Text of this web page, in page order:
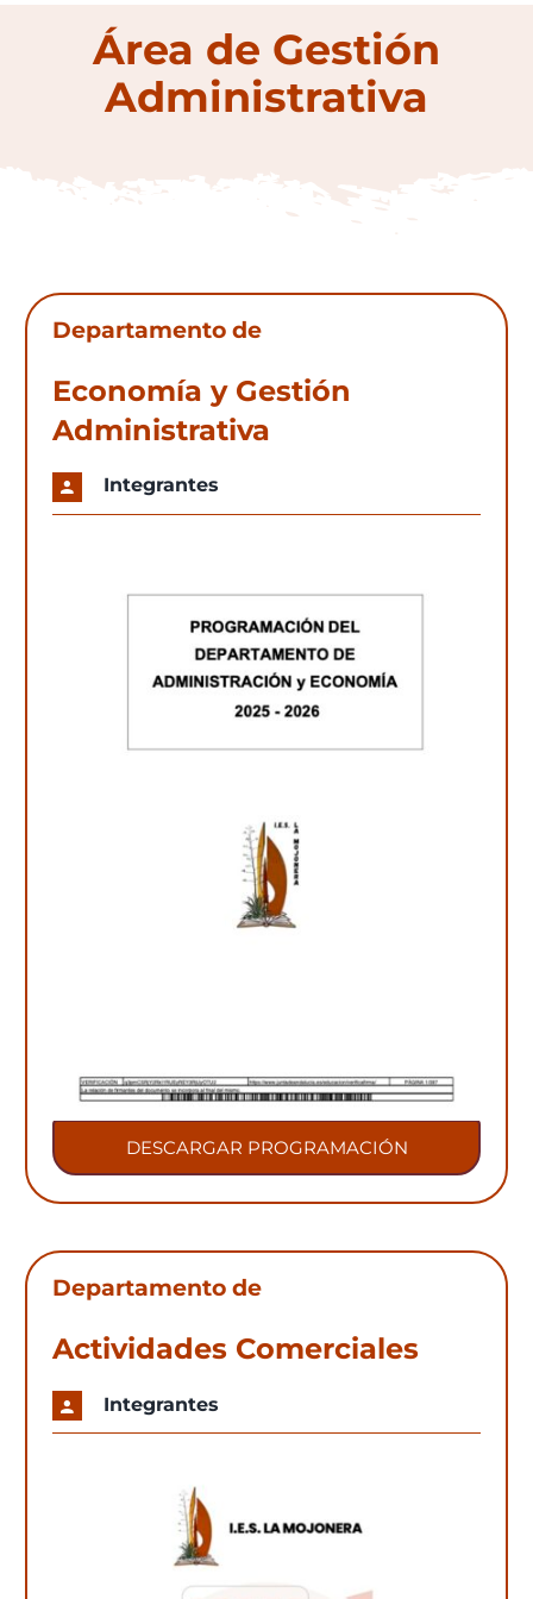
Área de Gestión
Administrativa
Departamento de
Economía y Gestión
Administrativa
Integrantes
DESCARGAR PROGRAMACIÓN
Departamento de
Actividades Comerciales
Integrantes